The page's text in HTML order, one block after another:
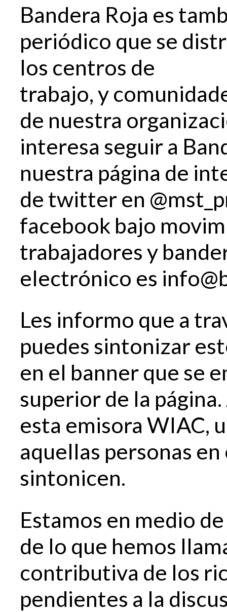
Bandera Roja es
periódico que se
los centros de
trabajo, y
de nuestra
interesa seguir a
nuestra página de
de twitter en
facebook bajo
trabajadores y
electrónico es
Les informo que a
puedes sintonizar
en el banner que se
superior de la
esta emisora WIAC,
aquellas personas
sintonicen.
Estamos en medio
de lo que hemos
contributiva de los
pendientes a la